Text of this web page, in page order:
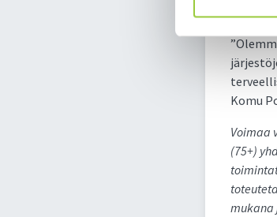
Mari
Komu
Voimaa
(75+)
mukana